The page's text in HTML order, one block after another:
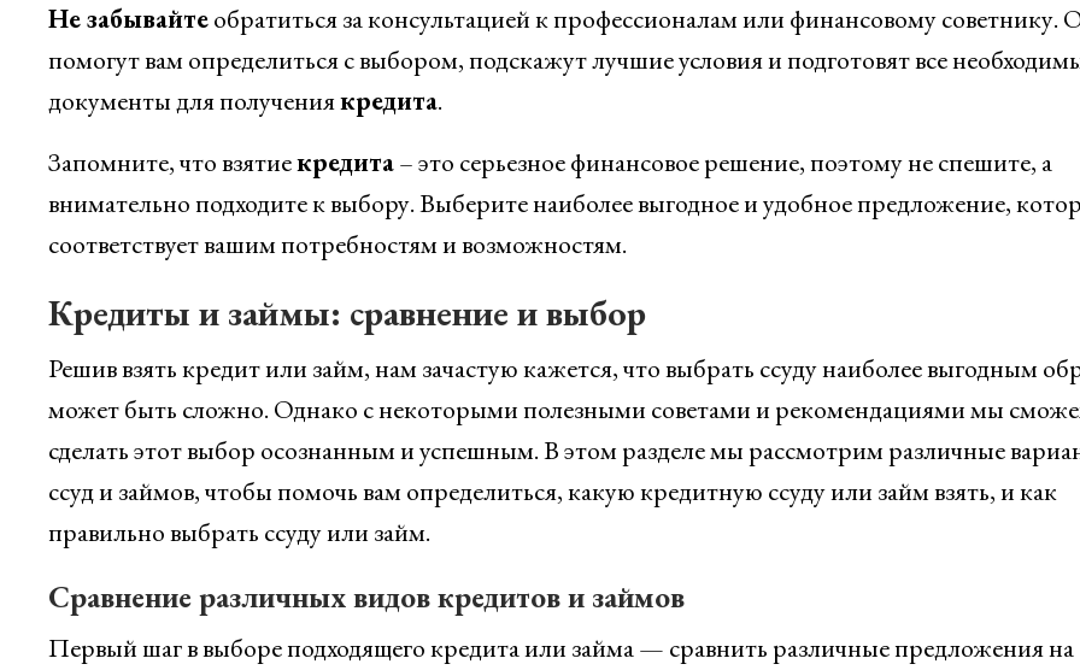
Не забывайтеобратиться за консультацией к профессионалам или финансовому советнику.
помогут вам определиться с выбором, подскажут лучшие условия и подготовят все
документы для получениякредита.
Запомните, что взятиекредита– это серьезное финансовое решение, поэтому не спешите, а
внимательно подходите к выбору. Выберите наиболее выгодное и удобное предложение,
соответствует вашим потребностям и возможностям.
Кредиты и займы: сравнение и выбор
Решив взять кредит или займ, нам зачастую кажется, что выбрать ссуду наиболее выгодным
может быть сложно. Однако с некоторыми полезными советами и рекомендациями мы
сделать этот выбор осознанным и успешным. В этом разделе мы рассмотрим различные
ссуд и займов, чтобы помочь вам определиться, какую кредитную ссуду или займ взять, и как
правильно выбрать ссуду или займ.
Сравнение различных видов кредитов и займов
Первый шаг в выборе подходящего кредита или займа — сравнить различные предложения на